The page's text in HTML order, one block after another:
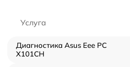
Услуга
Диагностика Asus Eee PC
X101CH